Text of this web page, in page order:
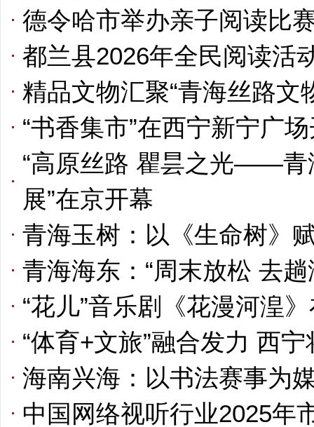
德令哈市举办亲子阅读比
都兰县2026年全民阅读活
精品文物汇聚“青海丝路文
“书香集市”在西宁新宁广
“高原丝路 瞿昙之光——青
展”在京开幕
青海玉树：以《生命树》
青海海东：“周末放松 去
“花儿”音乐剧《花漫河湟
“体育+文旅”融合发力 西
海南兴海：以书法赛事为
中国网络视听行业2025年